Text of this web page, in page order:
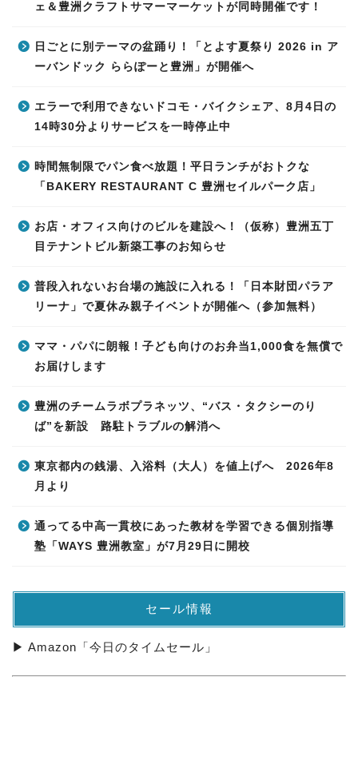
ェ＆豊洲クラフトサマーマーケットが同時開催です！
日ごとに別テーマの盆踊り！「とよす夏祭り 2026 in ア
ーバンドック ららぽーと豊洲」が開催へ
エラーで利用できないドコモ・バイクシェア、8月4日の
14時30分よりサービスを一時停止中
時間無制限でパン食べ放題！平日ランチがおトクな
「BAKERY RESTAURANT C 豊洲セイルパーク店」
お店・オフィス向けのビルを建設へ！（仮称）豊洲五丁
目テナントビル新築工事のお知らせ
普段入れないお台場の施設に入れる！「日本財団パラア
リーナ」で夏休み親子イベントが開催へ（参加無料）
ママ・パパに朗報！子ども向けのお弁当1,000食を無償で
お届けします
豊洲のチームラボプラネッツ、“バス・タクシーのり
ば”を新設 路駐トラブルの解消へ
東京都内の銭湯、入浴料（大人）を値上げへ 2026年8
月より
通ってる中高一貫校にあった教材を学習できる個別指導
塾「WAYS 豊洲教室」が7月29日に開校
セール情報
▶ Amazon「今日のタイムセール」